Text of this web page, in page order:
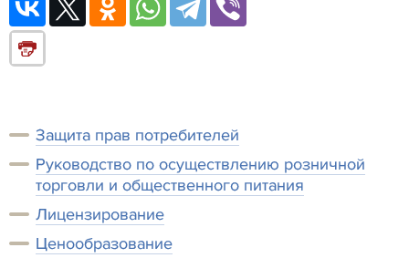
Защита прав потребителей
Руководство по осуществлению розничной
торговли и общественного питания
Лицензирование
Ценообразование